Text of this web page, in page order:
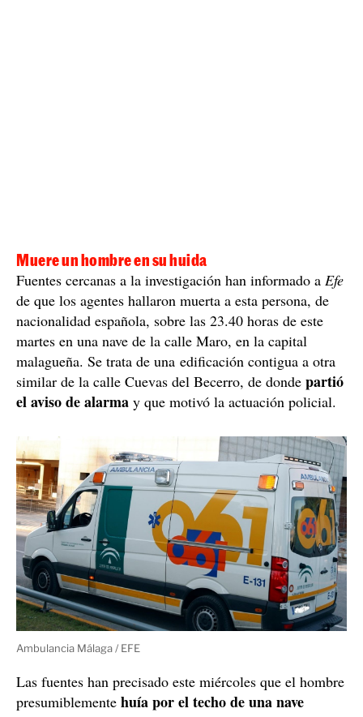
Muere un hombre en su huida
Fuentes cercanas a la investigación han informado a Efe
de que los agentes hallaron muerta a esta persona, de
nacionalidad española, sobre las 23.40 horas de este
martes en una nave de la calle Maro, en la capital
malagueña. Se trata de una edificación contigua a otra
similar de la calle Cuevas del Becerro, de donde partió
el aviso de alarma y que motivó la actuación policial.